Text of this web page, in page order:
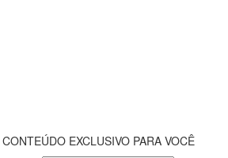
CONTEÚDO EXCLUSIVO PARA VOCÊ